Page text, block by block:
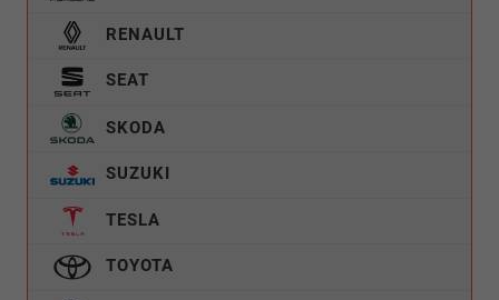
RENAULT
SEAT
SKODA
SUZUKI
TESLA
TOYOTA